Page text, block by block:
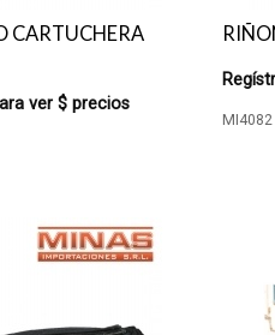
CARTUCHERA
ver $ precios
MI4082